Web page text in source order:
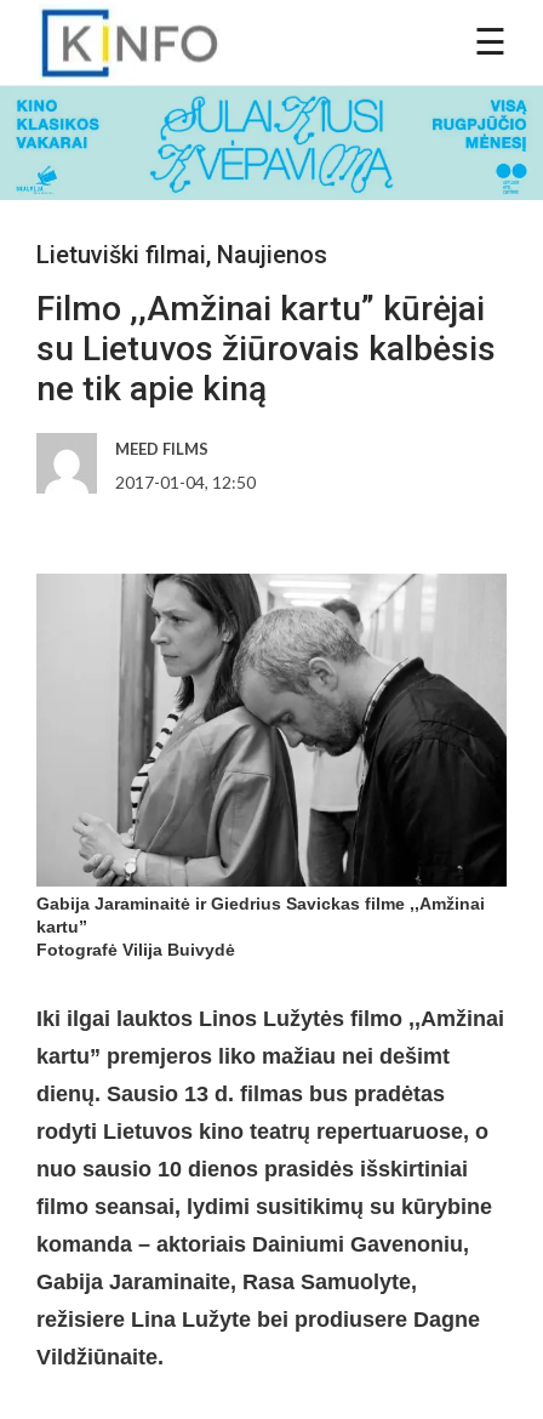
Lietuviški filmai, Naujienos
Filmo ,,Amžinai kartu” kūrėjai
su Lietuvos žiūrovais kalbėsis
ne tik apie kiną
MEED FILMS
2017-01-04, 12:50
Gabija Jaraminaitė ir Giedrius Savickas filme ,,Amžinai
kartu”
Fotografė Vilija Buivydė
Iki ilgai lauktos Linos Lužytės filmo ,,Amžinai
kartu” premjeros liko mažiau nei dešimt
dienų. Sausio 13 d. filmas bus pradėtas
rodyti Lietuvos kino teatrų repertuaruose, o
nuo sausio 10 dienos prasidės išskirtiniai
filmo seansai, lydimi susitikimų su kūrybine
komanda – aktoriais Dainiumi Gavenoniu,
Gabija Jaraminaite, Rasa Samuolyte,
režisiere Lina Lužyte bei prodiusere Dagne
Vildžiūnaite.